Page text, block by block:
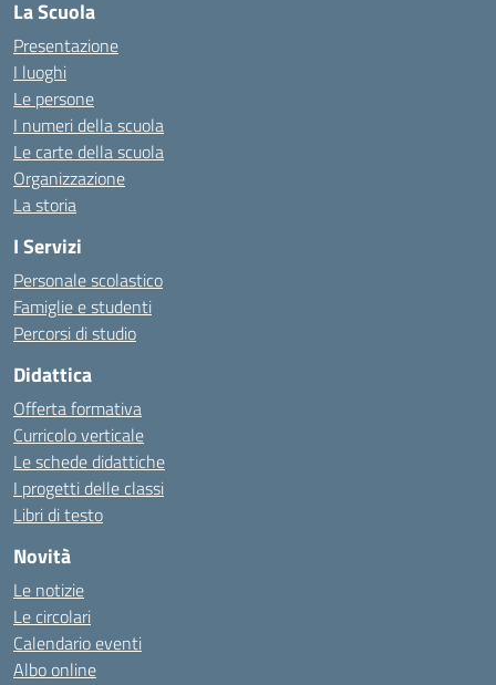
La Scuola
Presentazione
I luoghi
Le persone
I numeri della scuola
Le carte della scuola
Organizzazione
La storia
I Servizi
Personale scolastico
Famiglie e studenti
Percorsi di studio
Didattica
Offerta formativa
Curricolo verticale
Le schede didattiche
I progetti delle classi
Libri di testo
Novità
Le notizie
Le circolari
Calendario eventi
Albo online